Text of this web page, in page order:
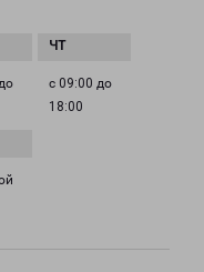
с 09:00 до
18:00